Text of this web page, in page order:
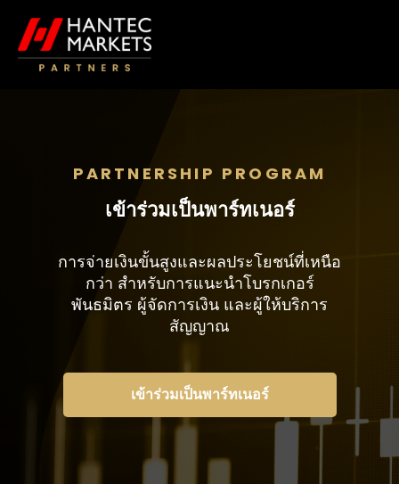
PARTNERSHIP PROGRAM
เข้าร่วมเป็นพาร์ทเนอร์
การจ่ายเงินขั้นสูงและผลประโยชน์ที่เหนือ
กว่า สำหรับการแนะนำโบรกเกอร์
พันธมิตร ผู้จัดการเงิน และผู้ให้บริการ
สัญญาณ
เข้าร่วมเป็นพาร์ทเนอร์